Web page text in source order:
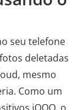
seu telefone
deletadas
mesmo
Como um